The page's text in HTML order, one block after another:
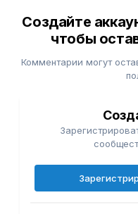
Создайте
чтобы
Комментарии могут